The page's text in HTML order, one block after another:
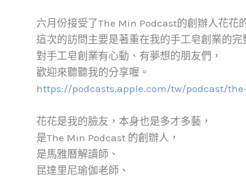
六月份接受了The Min Podcast的創辦人花花
這次的訪問主要是著重在我的手工皂創業的完
對手工皂創業有心動、有夢想的朋友們，
歡迎來聽聽我的分享喔。
https://podcasts.apple.com/tw/podcast/
花花是我的臉友，本身也是多才多藝，
是The Min Podcast 的創辦人，
是馬雅曆解讀師、
昆達里尼瑜伽老師、